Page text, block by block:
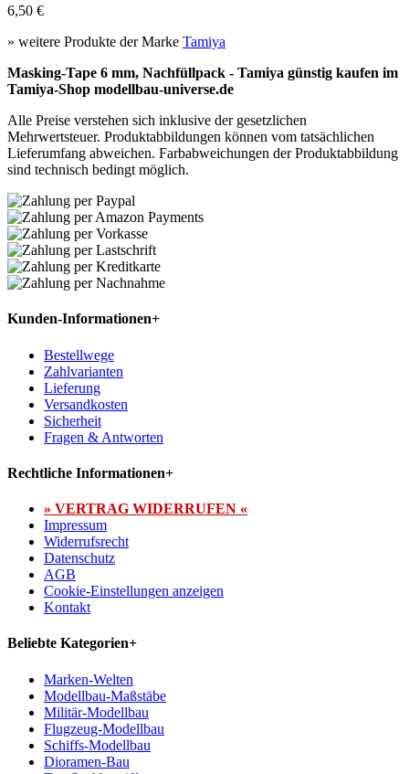
6,50 €
» weitere Produkte der Marke Tamiya
Masking-Tape 6 mm, Nachfüllpack - Tamiya günstig kaufen im
Tamiya-Shop modellbau-universe.de
Alle Preise verstehen sich inklusive der gesetzlichen
Mehrwertsteuer. Produktabbildungen können vom tatsächlichen
Lieferumfang abweichen. Farbabweichungen der Produktabbildung
sind technisch bedingt möglich.
Kunden-Informationen+
Bestellwege
Zahlvarianten
Lieferung
Versandkosten
Sicherheit
Fragen & Antworten
Rechtliche Informationen+
» VERTRAG WIDERRUFEN «
Impressum
Widerrufsrecht
Datenschutz
AGB
Cookie-Einstellungen anzeigen
Kontakt
Beliebte Kategorien+
Marken-Welten
Modellbau-Maßstäbe
Militär-Modellbau
Flugzeug-Modellbau
Schiffs-Modellbau
Dioramen-Bau